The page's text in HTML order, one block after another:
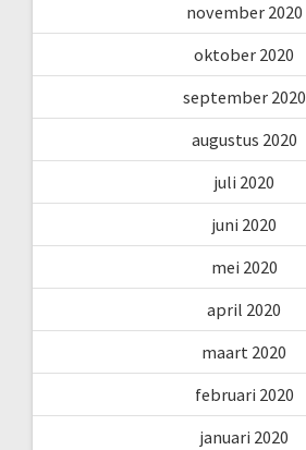
november 2020
oktober 2020
september 2020
augustus 2020
juli 2020
juni 2020
mei 2020
april 2020
maart 2020
februari 2020
januari 2020